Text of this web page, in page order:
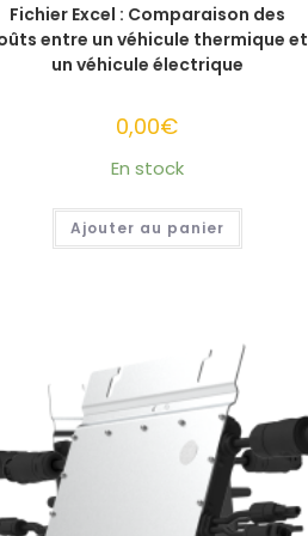
Fichier Excel : Comparaison des
entre un véhicule thermique et
un véhicule électrique
0,00€
En stock
Ajouter au panier